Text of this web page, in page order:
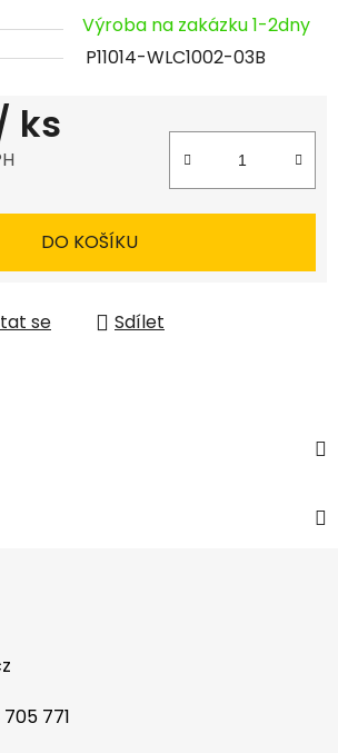
Výroba na zakázku 1-2dny
P11014-WLC1002-03B
ks
DO KOŠÍKU
se Sdílet
771